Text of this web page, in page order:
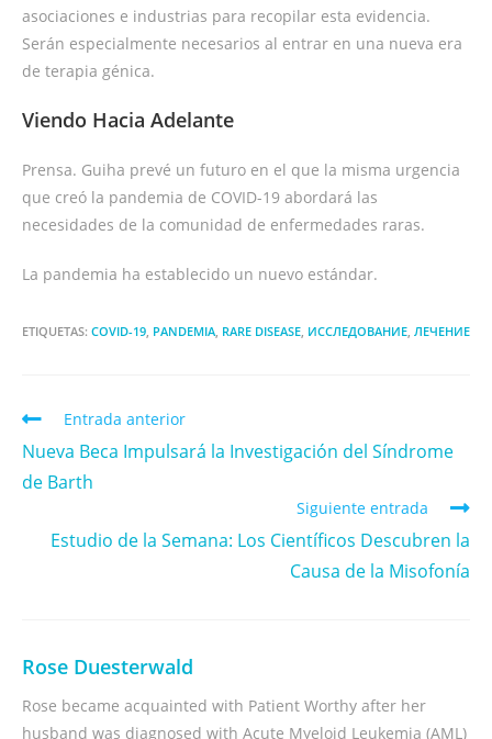
asociaciones e industrias para recopilar esta evidencia.
Serán especialmente necesarios al entrar en una nueva era
de terapia génica.
Viendo Hacia Adelante
Prensa. Guiha prevé un futuro en el que la misma urgencia
que creó la pandemia de COVID-19 abordará las
necesidades de la comunidad de enfermedades raras.
La pandemia ha establecido un nuevo estándar.
ETIQUETAS: COVID-19, PANDEMIA, RARE DISEASE, ИССЛЕДОВАНИЕ, ЛЕЧЕНИЕ
Entrada anterior
Nueva Beca Impulsará la Investigación del Síndrome
de Barth
Siguiente entrada
Estudio de la Semana: Los Científicos Descubren la
Causa de la Misofonía
Rose Duesterwald
Rose became acquainted with Patient Worthy after her
husband was diagnosed with Acute Myeloid Leukemia (AML)